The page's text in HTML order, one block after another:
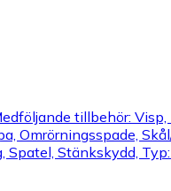
tillbehör: Visp,
Omrörningsspade,
Spatel, Stänkskydd,